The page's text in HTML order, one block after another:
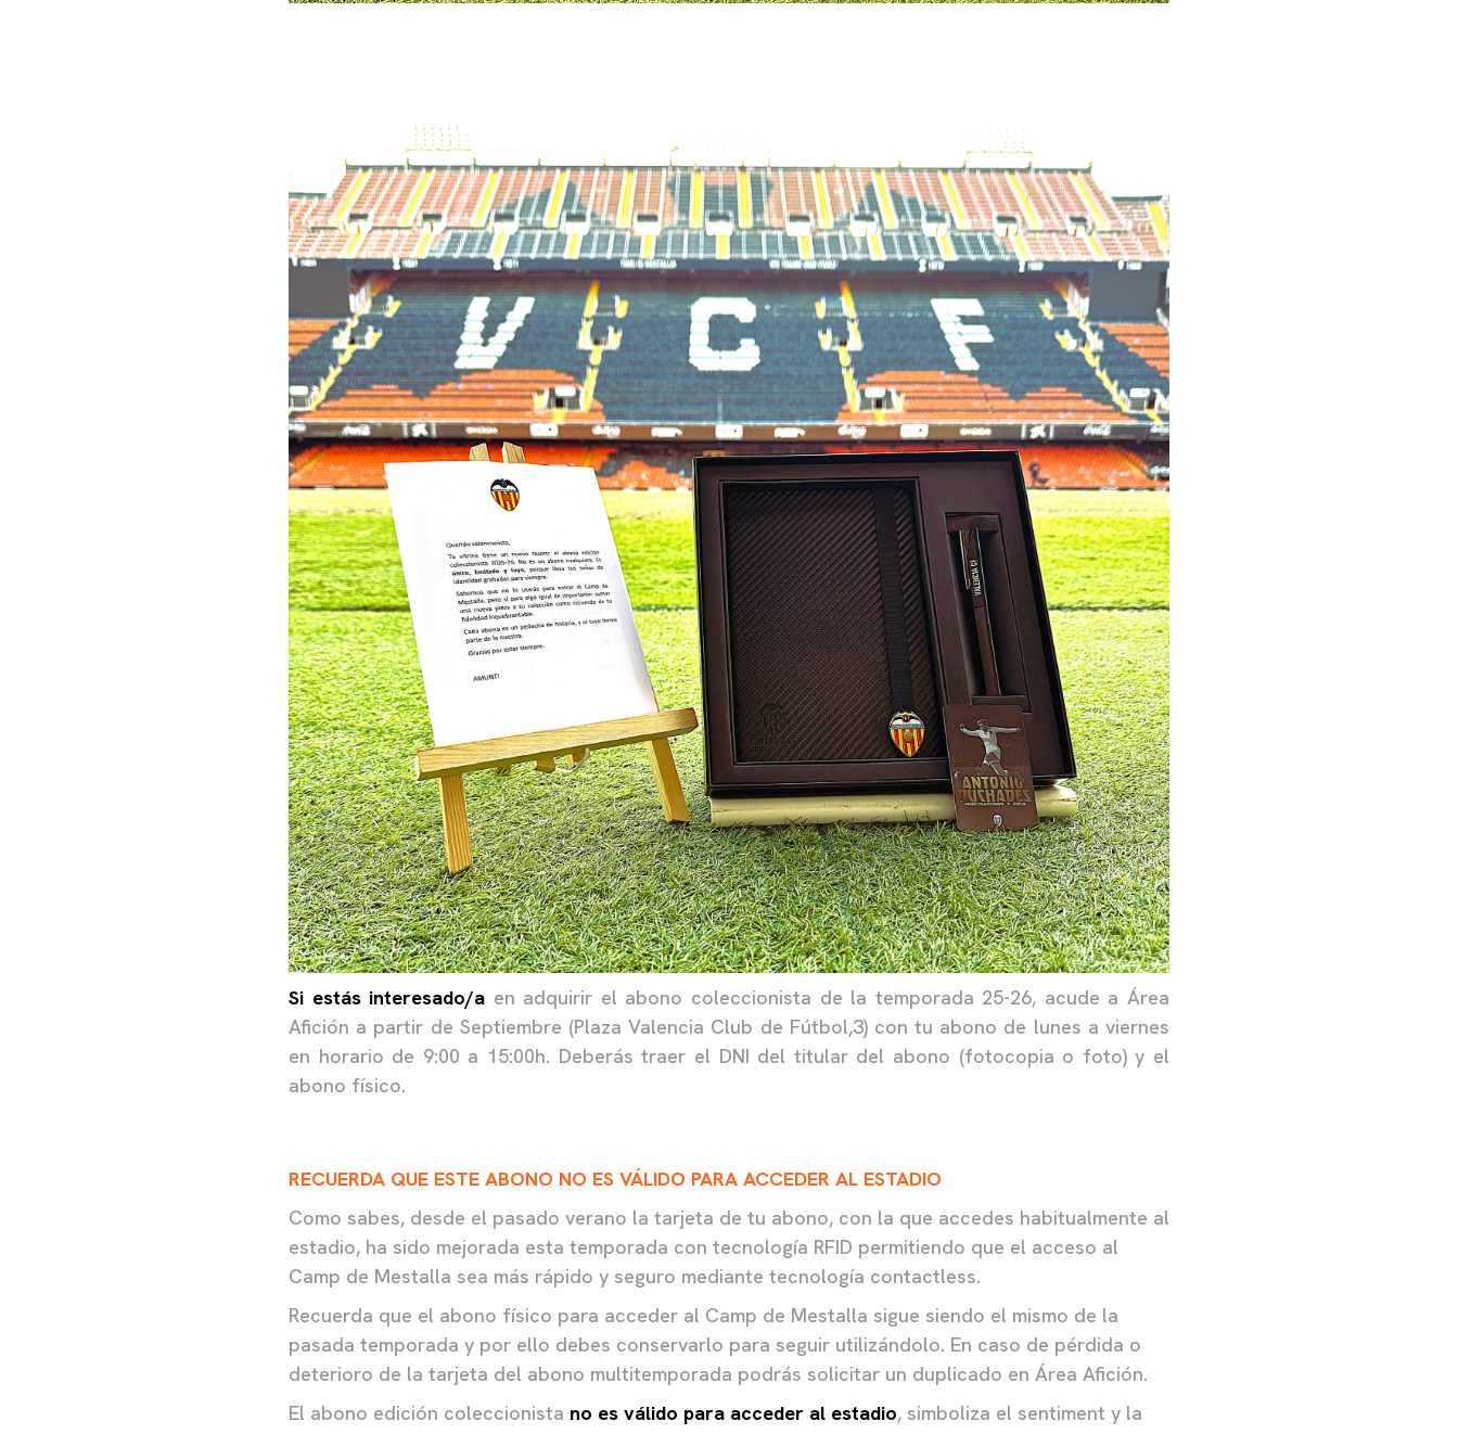
Si estás interesado/a en adquirir el abono coleccionista de la temporada 25-26, acude a Área
Afición a partir de Septiembre (Plaza Valencia Club de Fútbol,3) con tu abono de lunes a viernes
en horario de 9:00 a 15:00h. Deberás traer el DNI del titular del abono (fotocopia o foto) y el
abono físico.
RECUERDA QUE ESTE ABONO NO ES VÁLIDO PARA ACCEDER AL ESTADIO
Como sabes, desde el pasado verano la tarjeta de tu abono, con la que accedes habitualmente al
estadio, ha sido mejorada esta temporada con tecnología RFID permitiendo que el acceso al
Camp de Mestalla sea más rápido y seguro mediante tecnología contactless.
Recuerda que el abono físico para acceder al Camp de Mestalla sigue siendo el mismo de la
pasada temporada y por ello debes conservarlo para seguir utilizándolo. En caso de pérdida o
deterioro de la tarjeta del abono multitemporada podrás solicitar un duplicado en Área Afición.
El abono edición coleccionista no es válido para acceder al estadio, simboliza el sentiment y la